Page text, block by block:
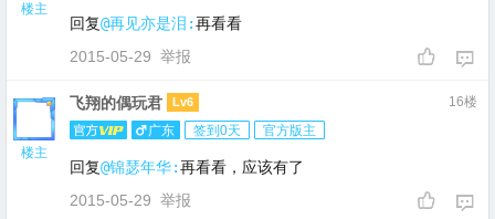
楼主
回复@再见亦是泪:再看看
2015-05-29 举报
楼主
飞翔的偶玩君 Lv6
广东 签到0天 官方版主
回复@锦瑟年华:再看看，应该有了
16楼
2015-05-29 举报